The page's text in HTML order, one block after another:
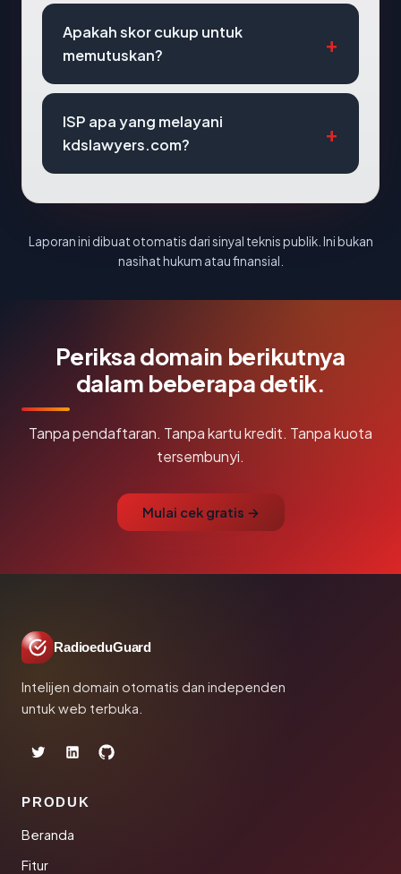
Apakah skor cukup untuk
memutuskan?
ISP apa yang melayani
kdslawyers.com?
Laporan ini dibuat otomatis dari sinyal teknis publik. Ini bukan
nasihat hukum atau finansial.
Periksa domain berikutnya
dalam beberapa detik.
Tanpa pendaftaran. Tanpa kartu kredit. Tanpa kuota
tersembunyi.
Mulai cek gratis →
RadioeduGuard
Intelijen domain otomatis dan independen
untuk web terbuka.
PRODUK
Beranda
Fitur